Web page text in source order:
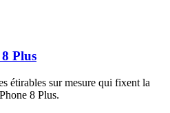
Plus
étirables sur mesure qui fixent la
8 Plus.